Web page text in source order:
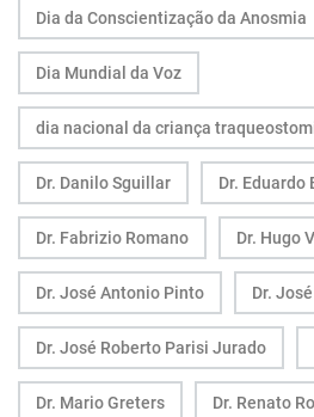
Dia da Conscientização da Anosmia
Dia Mundial da Voz
dia nacional da criança
Dr. Danilo Sguillar Dr.
Dr. Fabrizio Romano Dr. Hugo
Dr. José Antonio Pinto Dr.
Dr. José Roberto Parisi Jurado
Dr. Mario Greters Dr. Renato